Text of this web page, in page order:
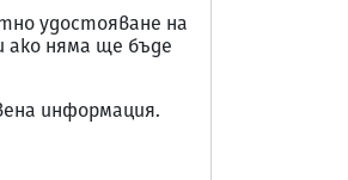
удостояване на
ако няма ще бъде
информация.